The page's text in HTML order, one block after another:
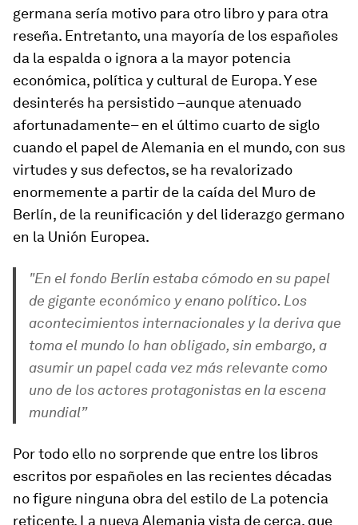
germana sería motivo para otro libro y para otra
reseña. Entretanto, una mayoría de los españoles
da la espalda o ignora a la mayor potencia
económica, política y cultural de Europa. Y ese
desinterés ha persistido –aunque atenuado
afortunadamente– en el último cuarto de siglo
cuando el papel de Alemania en el mundo, con sus
virtudes y sus defectos, se ha revalorizado
enormemente a partir de la caída del Muro de
Berlín, de la reunificación y del liderazgo germano
en la Unión Europea.
"En el fondo Berlín estaba cómodo en su papel
de gigante económico y enano político. Los
acontecimientos internacionales y la deriva que
toma el mundo lo han obligado, sin embargo, a
asumir un papel cada vez más relevante como
uno de los actores protagonistas en la escena
mundial”
Por todo ello no sorprende que entre los libros
escritos por españoles en las recientes décadas
no figure ninguna obra del estilo de La potencia
reticente. La nueva Alemania vista de cerca, que